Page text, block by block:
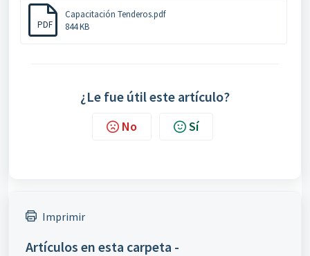
PDF
Capacitación Tenderos.pdf
844 KB
¿Le fue útil este artículo?
No Sí
Imprimir
Artículos en esta carpeta -